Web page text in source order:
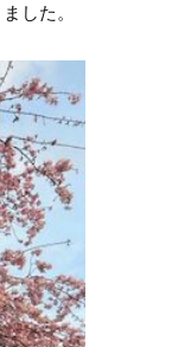
した。